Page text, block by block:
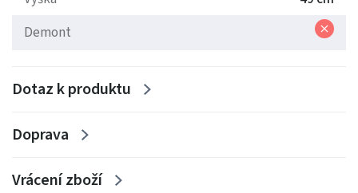
Demont
Dotaz k produktu
Doprava
Vrácení zboží